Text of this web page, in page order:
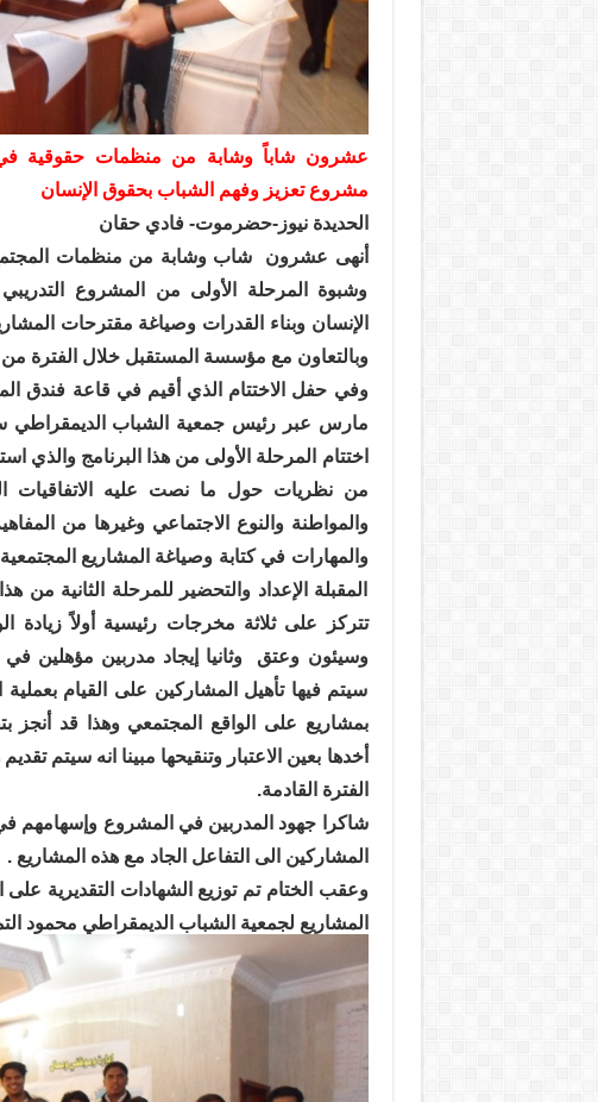
عشرون شاباً وشابة من منظمات حقوقية
مشروع تعزيز وفهم الشباب بحقوق الإنسان
الحديدة نيوز-حضرموت- فادي حقان
أنهى عشرون
شاب وشابة من منظمات
وشبوة المرحلة الأولى من المشروع
الإنسان وبناء القدرات وصياغة مقترحات
وبالتعاون مع مؤسسة المستقبل خلال الفترة
مارس عبر رئيس جمعية الشباب الديمقراطي
اختتام المرحلة الأولى من هذا البرنامج
من نظريات حول ما نصت عليه الاتفاقيات
والمواطنة والنوع الاجتماعي وغيرها من
والمهارات في كتابة وصياغة المشاريع
المقبلة الإعداد والتحضير للمرحلة الثانية
تتركز على ثلاثة مخرجات رئيسية أولاً
وسيئون وعتق
وثانيا إيجاد مدربين مؤهلين
سيتم فيها تأهيل المشاركين على القيام
بمشاريع على الواقع المجتمعي وهذا قد أنجز
أخدها بعين الاعتبار وتنقيحها مبينا انه سيتم
الفترة القادمة.
شاكرا جهود المدربين في المشروع وإسهامهم
المشاركين الى التفاعل الجاد مع هذه المشاريع .
وعقب الختام تم توزيع الشهادات التقديرية
المشاريع لجمعية الشباب الديمقراطي محمود